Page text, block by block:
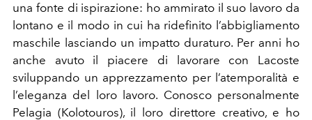
una fonte di ispirazione: ho ammirato il suo lavoro da
lontano e il modo in cui ha ridefinito l’abbigliamento
maschile lasciando un impatto duraturo. Per anni ho
anche avuto il piacere di lavorare con Lacoste
sviluppando un apprezzamento per l’atemporalità e
l’eleganza del loro lavoro. Conosco personalmente
Pelagia (Kolotouros), il loro direttore creativo, e ho